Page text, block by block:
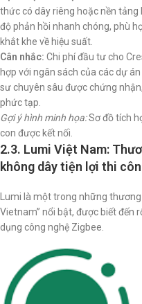
thức có dây riêng hoặc nền
độ phản hồi nhanh chóng, phù
khắt khe về hiệu suất.
Cân nhắc: Chi phí đầu tư cho
hợp với ngân sách của các dự
sư chuyên sâu được chứng
phức tạp.
Gợi ý hình minh họa:Sơ đồ tích
con được kết nối.
2.3. Lumi Việt Nam:
không dây tiện lợi thi
Lumi là một trong những
Vietnam” nổi bật, được biết đến
dụng công nghệ Zigbee.